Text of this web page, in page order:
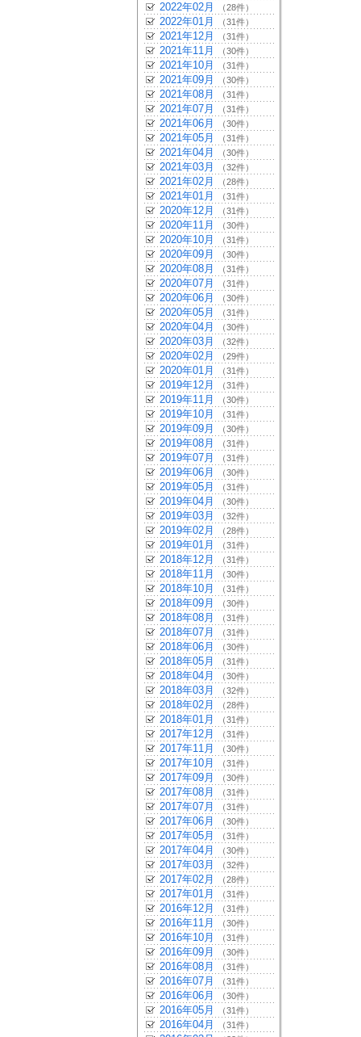
2022年02月 （28件）
2022年01月 （31件）
2021年12月 （31件）
2021年11月 （30件）
2021年10月 （31件）
2021年09月 （30件）
2021年08月 （31件）
2021年07月 （31件）
2021年06月 （30件）
2021年05月 （31件）
2021年04月 （30件）
2021年03月 （32件）
2021年02月 （28件）
2021年01月 （31件）
2020年12月 （31件）
2020年11月 （30件）
2020年10月 （31件）
2020年09月 （30件）
2020年08月 （31件）
2020年07月 （31件）
2020年06月 （30件）
2020年05月 （31件）
2020年04月 （30件）
2020年03月 （32件）
2020年02月 （29件）
2020年01月 （31件）
2019年12月 （31件）
2019年11月 （30件）
2019年10月 （31件）
2019年09月 （30件）
2019年08月 （31件）
2019年07月 （31件）
2019年06月 （30件）
2019年05月 （31件）
2019年04月 （30件）
2019年03月 （32件）
2019年02月 （28件）
2019年01月 （31件）
2018年12月 （31件）
2018年11月 （30件）
2018年10月 （31件）
2018年09月 （30件）
2018年08月 （31件）
2018年07月 （31件）
2018年06月 （30件）
2018年05月 （31件）
2018年04月 （30件）
2018年03月 （32件）
2018年02月 （28件）
2018年01月 （31件）
2017年12月 （31件）
2017年11月 （30件）
2017年10月 （31件）
2017年09月 （30件）
2017年08月 （31件）
2017年07月 （31件）
2017年06月 （30件）
2017年05月 （31件）
2017年04月 （30件）
2017年03月 （32件）
2017年02月 （28件）
2017年01月 （31件）
2016年12月 （31件）
2016年11月 （30件）
2016年10月 （31件）
2016年09月 （30件）
2016年08月 （31件）
2016年07月 （31件）
2016年06月 （30件）
2016年05月 （31件）
2016年04月 （31件）